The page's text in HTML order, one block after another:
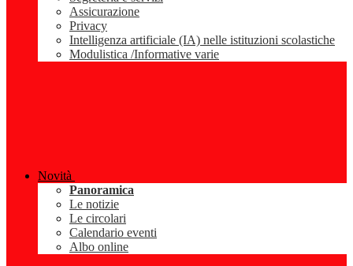
Assicurazione
Privacy
Intelligenza artificiale (IA) nelle istituzioni scolastiche
Modulistica /Informative varie
Novità
Panoramica
Le notizie
Le circolari
Calendario eventi
Albo online